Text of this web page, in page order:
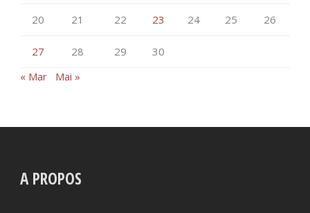
20 21 22 23 24 25 26
27 28 29
30
« Mar
Mai »
A PROPOS